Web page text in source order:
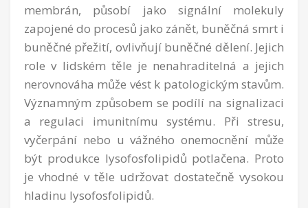
membrán, působí jako signální molekuly
zapojené do procesů jako zánět, buněčná smrt i
buněčné přežití, ovlivňují buněčné dělení. Jejich
role v lidském těle je nenahraditelná a jejich
nerovnováha může vést k patologickým stavům.
Významným způsobem se podílí na signalizaci
a regulaci imunitnímu systému. Při stresu,
vyčerpání nebo u vážného onemocnění může
být produkce lysofosfolipidů potlačena. Proto
je vhodné v těle udržovat dostatečně vysokou
hladinu lysofosfolipidů.